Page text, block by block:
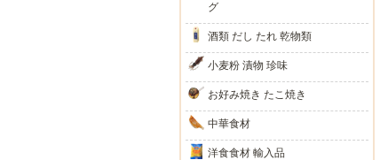
グ
酒類 だし たれ 乾物類
小麦粉 漬物 珍味
お好み焼き たこ焼き
中華食材
洋食食材 輸入品